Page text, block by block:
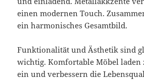
einen modernen Touch.
ein harmonisches Gesamtbild.
Funktionalität und Ästhetik sind
wichtig. Komfortable Möbel laden
ein und verbessern die